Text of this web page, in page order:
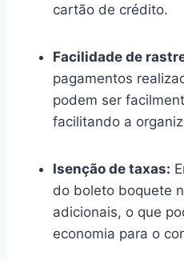
cartão de crédito.
Facilidade de
pagamentos
podem ser
facilitando a
Isenção de taxas:
do boleto boquete
adicionais, o que
economia para o